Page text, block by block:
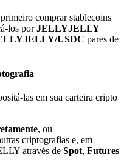
recompensas em dinheiro
comprar stablecoins
los porJELLYJELLY
USDC pares de
las em sua carteira cripto
, ou
criptografias e, em
através de Spot, Futures